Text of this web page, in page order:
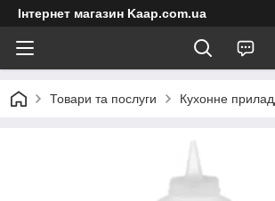
Інтернет магазин Kaap.com.ua
Товари та послуги Кухонне